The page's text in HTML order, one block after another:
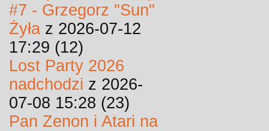
#7 - Grzegorz "Sun"
Żyła z 2026-07-12
17:29 (12)
Lost Party 2026
nadchodzi z 2026-
07-08 15:28 (23)
Pan Zenon i Atari na